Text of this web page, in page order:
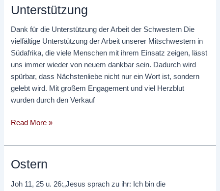
Unterstützung
Dank für die Unterstützung der Arbeit der Schwestern Die
vielfältige Unterstützung der Arbeit unserer Mitschwestern in
Südafrika, die viele Menschen mit ihrem Einsatz zeigen, lässt
uns immer wieder von neuem dankbar sein. Dadurch wird
spürbar, dass Nächstenliebe nicht nur ein Wort ist, sondern
gelebt wird. Mit großem Engagement und viel Herzblut
wurden durch den Verkauf
Unterstützung
Read More »
Ostern
Joh 11, 25 u. 26:„Jesus sprach zu ihr: Ich bin die
Ostern